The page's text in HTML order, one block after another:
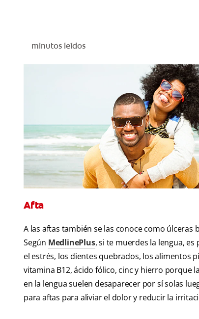
minutos leídos
Afta
A las aftas también se las conoce como úlceras
Según MedlinePlus, si te muerdes la lengua, es
el estrés, los dientes quebrados, los alimentos
vitamina B12, ácido fólico, cinc y hierro porque
en la lengua suelen desaparecer por sí solas
para aftas para aliviar el dolor y reducir la